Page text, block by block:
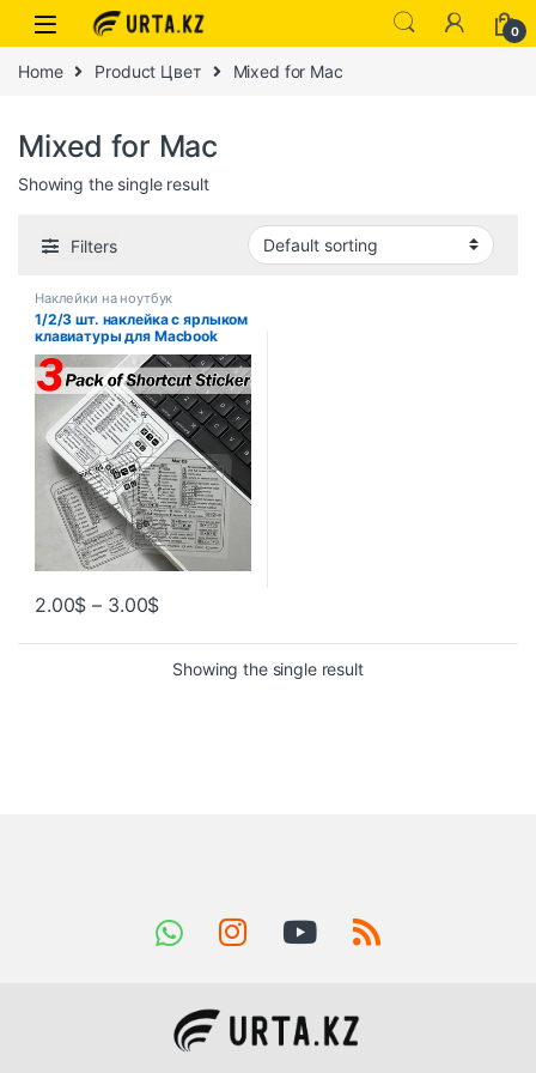
0
Home Product Цвет Mixed for Mac
Mixed for Mac
Showing the single result
Filters
Наклейки на ноутбук
1/2/3 шт. наклейка с ярлыком
клавиатуры для Macbook
Windows, ноутбука,
компьютера, наклейки с
ярлыками, клейкая наклейка
для Mac OS
2.00$ – 3.00$
Showing the single result